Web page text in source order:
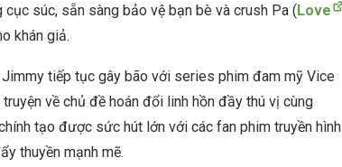
súc, sẵn sàng bảo vệ bạn bè và crush Pa (Love
khán giả.
tiếp tục gây bão với series phim đam mỹ Vice
về chủ đề hoán đổi linh hồn đầy thú vị cùng
tạo được sức hút lớn với các fan phim truyền hình
thuyền mạnh mẽ.